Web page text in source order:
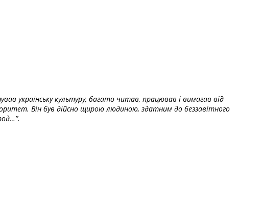
українську культуру, багато читав, працював і вимагав від
Він був дійсно щирою людиною, здатним до беззавітного